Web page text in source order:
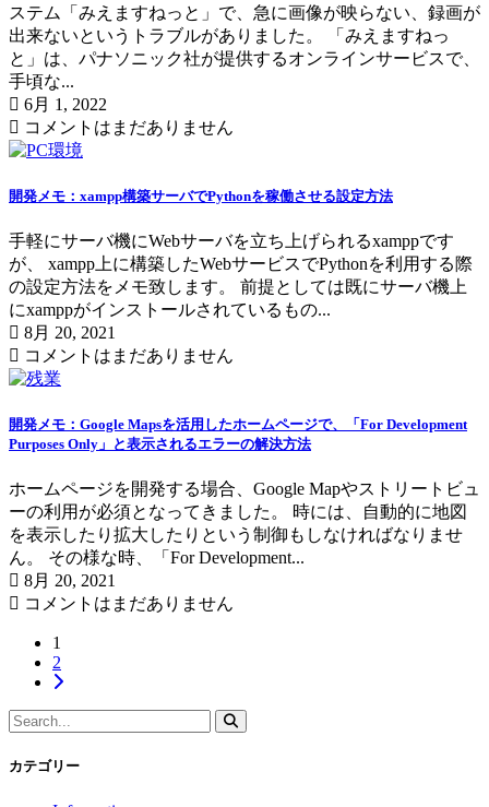
ステム「みえますねっと」で、急に画像が映らない、録画が
出来ないというトラブルがありました。 「みえますねっ
と」は、パナソニック社が提供するオンラインサービスで、
手頃な...
6月 1, 2022
コメントはまだありません
開発メモ：xampp構築サーバでPythonを稼働させる設定方法
手軽にサーバ機にWebサーバを立ち上げられるxamppです
が、 xampp上に構築したWebサービスでPythonを利用する際
の設定方法をメモ致します。 前提としては既にサーバ機上
にxamppがインストールされているもの...
8月 20, 2021
コメントはまだありません
開発メモ：Google Mapsを活用したホームページで、「For Development
Purposes Only」と表示されるエラーの解決方法
ホームページを開発する場合、Google Mapやストリートビュ
ーの利用が必須となってきました。 時には、自動的に地図
を表示したり拡大したりという制御もしなければなりませ
ん。 その様な時、「For Development...
8月 20, 2021
コメントはまだありません
1
2
カテゴリー